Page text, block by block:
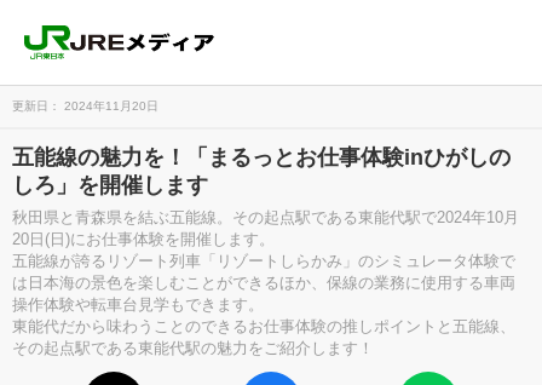
更新日： 2024年11月20日
五能線の魅力を！「まるっとお仕事体験inひがしの
しろ」を開催します
秋田県と青森県を結ぶ五能線。その起点駅である東能代駅で2024年10月
20日(日)にお仕事体験を開催します。
五能線が誇るリゾート列車「リゾートしらかみ」のシミュレータ体験で
は日本海の景色を楽しむことができるほか、保線の業務に使用する車両
操作体験や転車台見学もできます。
東能代だから味わうことのできるお仕事体験の推しポイントと五能線、
その起点駅である東能代駅の魅力をご紹介します！